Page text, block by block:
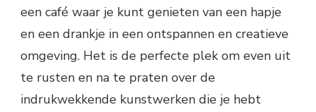
een café waar je kunt genieten van een hapje
en een drankje in een ontspannen en creatieve
omgeving. Het is de perfecte plek om even uit
te rusten en na te praten over de
indrukwekkende kunstwerken die je hebt